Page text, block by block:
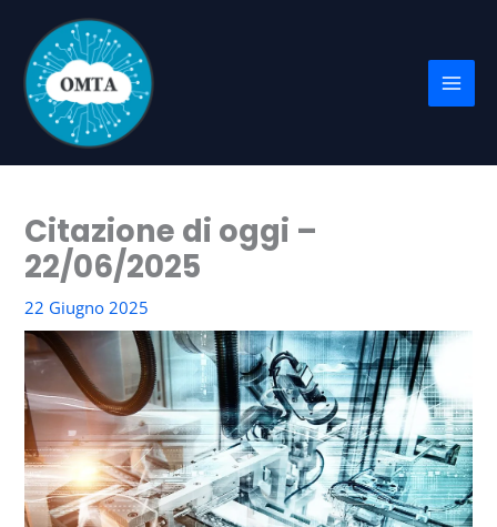
contenuto
Citazione di oggi –
22/06/2025
22 Giugno 2025